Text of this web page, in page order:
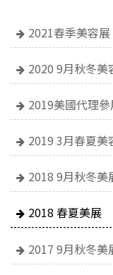
2021春季美容展
2020 9月秋冬美
2019美國代理參
2019 3月春夏美
2018 9月秋冬美
2018 春夏美展
2017 9月秋冬美